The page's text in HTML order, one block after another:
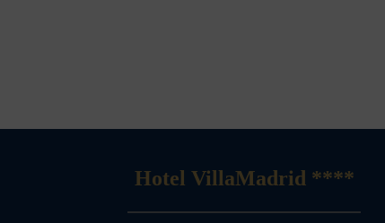
Hotel VillaMadrid ****